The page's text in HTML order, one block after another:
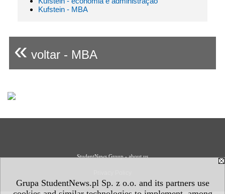
Grupa StudentNews.pl Sp. z o.o. and its partners use
Kufstein - MBA
« voltar - MBA
StudentNews Group - about us